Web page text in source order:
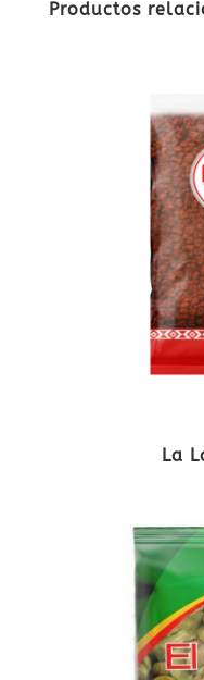
Productos
La